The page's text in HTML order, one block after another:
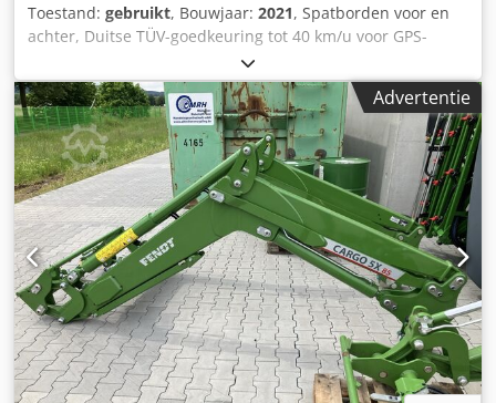
Toestand: gebruikt, Bouwjaar: 2021, Spatborden voor en
achter, Duitse TÜV-goedkeuring tot 40 km/u voor GPS-
maïsbek / Capello direct-kop Capello XC Spartan 520,
PASSEND VOOR FENDT KATANA 65. / TSWD-40MBDISC 2-
assige maaibordwagen met dubbel chassis, 40 km/u
uitvoering met oplooprem. Dodpfxerxr Tqo Acqjkr
Advertentie